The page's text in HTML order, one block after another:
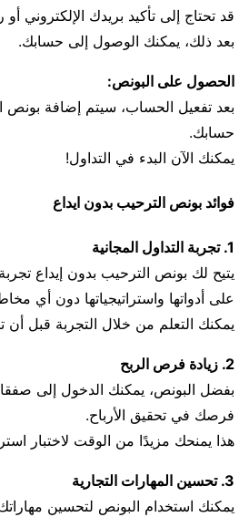
قد تحتاج إلى تأكيد بريدك الإلكتروني
بعد ذلك، يمكنك الوصول إلى حسابك.
الحصول على البونص:
بعد تفعيل الحساب، سيتم إضافة بونص
حسابك.
يمكنك الآن البدء في التداول!
فوائد بونص الترحيب بدون ايداع
1. تجربة التداول المجانية
يتيح لك بونص الترحيب بدون إيداع
على أدواتها واستراتيجياتها دون أي
يمكنك التعلم من خلال التجربة قبل أن
2. زيادة فرص الربح
بفضل البونص، يمكنك الدخول إلى
فرصك في تحقيق الأرباح.
هذا يمنحك مزيدًا من الوقت لاختبار
3. تحسين المهارات التجارية
يمكنك استخدام البونص لتحسين